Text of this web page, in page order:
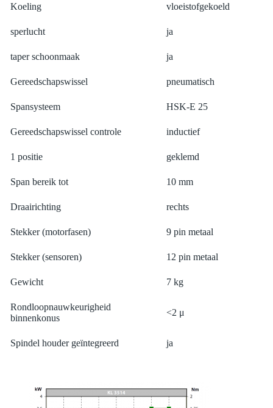
Koeling vloeistofgekoeld
sperlucht ja
taper schoonmaak ja
Gereedschapswissel pneumatisch
Spansysteem HSK-E 25
Gereedschapswissel controle inductief
1 positie geklemd
Span bereik tot 10 mm
Draairichting rechts
Stekker (motorfasen) 9 pin metaal
Stekker (sensoren) 12 pin metaal
Gewicht 7 kg
Rondloopnauwkeurigheid
binnenkonus
<2 μ
Spindel houder geïntegreerd ja